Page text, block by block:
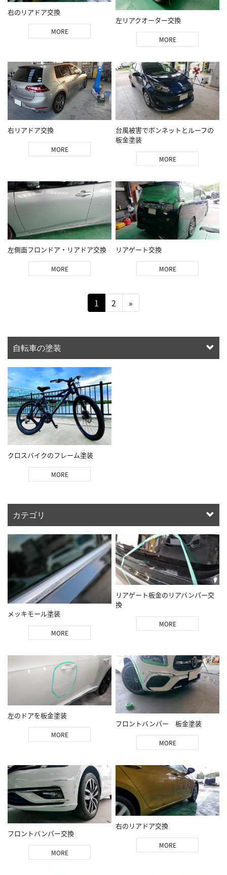
右のリアドア交換
MORE
左リアクオーター交換
MORE
右リアドア交換
MORE
台風被害でボンネットとルーフの
板金塗装
MORE
左側面フロンドア・リアドア交換
MORE
リアゲート交換
MORE
1 2 »
自転車の塗装
クロスバイクのフレーム塗装
MORE
カテゴリ
メッキモール塗装
MORE
リアゲート板金のリアバンパー交
換
MORE
左のドアを板金塗装
MORE
フロントバンパー 板金塗装
MORE
フロントバンパー交換
MORE
右のリアドア交換
MORE